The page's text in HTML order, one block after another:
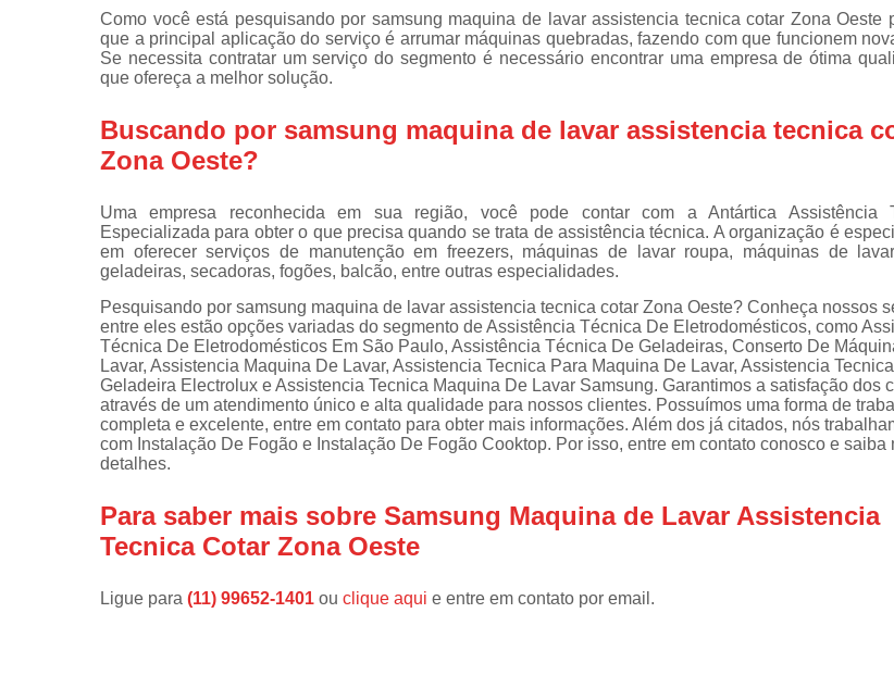
Consertos de
geladeiras
expositoras
fogões
Instalações de
lava e seca
de fogão
Manutenções
em freezer
Assistencia Tecnica
Assistencia Tecnica Resfriar
Geladeira Electrolux
Assistencia Tecnica
Assistencia
Refrigerador Assistencia
Assistencia Tecnica Lavadora
Assistencia Tecnica Maquina
Assistencia
Assistencia Tecnica
Como você está pesquisando por samsung maquina de lavar assistencia tecnica cotar Zona Oeste
que a principal aplicação do serviço é arrumar máquinas quebradas, fazendo com que funcionem
Se necessita contratar um serviço do segmento é necessário encontrar uma empresa de ótima
que ofereça a melhor solução.
Buscando por samsung maquina de lavar assistencia tecnica
Zona Oeste?
Uma empresa reconhecida em sua região, você pode contar com a Antártica Assistência
Especializada para obter o que precisa quando se trata de assistência técnica. A organização é
em oferecer serviços de manutenção em freezers, máquinas de lavar roupa, máquinas de
geladeiras, secadoras, fogões, balcão, entre outras especialidades.
Pesquisando por samsung maquina de lavar assistencia tecnica cotar Zona Oeste? Conheça nossos
entre eles estão opções variadas do segmento de Assistência Técnica De Eletrodomésticos, como
Técnica De Eletrodomésticos Em São Paulo, Assistência Técnica De Geladeiras, Conserto De
Lavar, Assistencia Maquina De Lavar, Assistencia Tecnica Para Maquina De Lavar, Assistencia
Geladeira Electrolux e Assistencia Tecnica Maquina De Lavar Samsung. Garantimos a satisfação dos
através de um atendimento único e alta qualidade para nossos clientes. Possuímos uma forma de
completa e excelente, entre em contato para obter mais informações. Além dos já citados, nós
com Instalação De Fogão e Instalação De Fogão Cooktop. Por isso, entre em contato conosco e saiba
detalhes.
Para saber mais sobre Samsung Maquina de Lavar Assistencia
Tecnica Cotar Zona Oeste
Ligue para (11) 99652-1401 ou clique aqui e entre em contato por email.